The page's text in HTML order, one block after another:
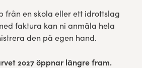
från en skola eller ett idrottslag
faktura kan ni anmäla hela
den på egen hand.
2027 öppnar längre fram.